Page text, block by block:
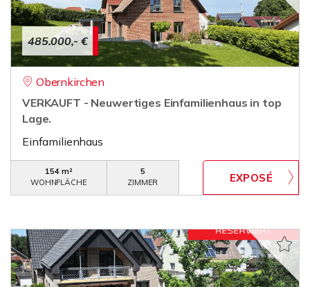
485.000,- €
Obernkirchen
VERKAUFT - Neuwertiges Einfamilienhaus in top
Lage.
Einfamilienhaus
154 m²
WOHNFLÄCHE
5
ZIMMER